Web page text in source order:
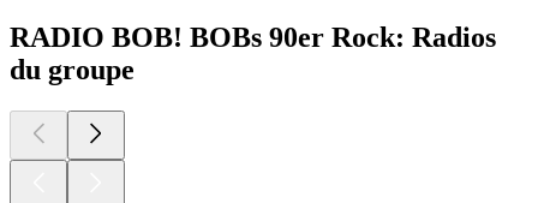
RADIO BOB! BOBs 90er Rock: Radios
du groupe